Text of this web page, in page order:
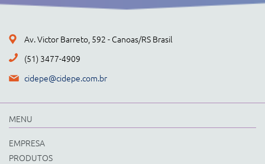
Av. Victor Barreto, 592 - Canoas/RS Brasil
(51) 3477-4909
cidepe@cidepe.com.br
MENU
EMPRESA
PRODUTOS